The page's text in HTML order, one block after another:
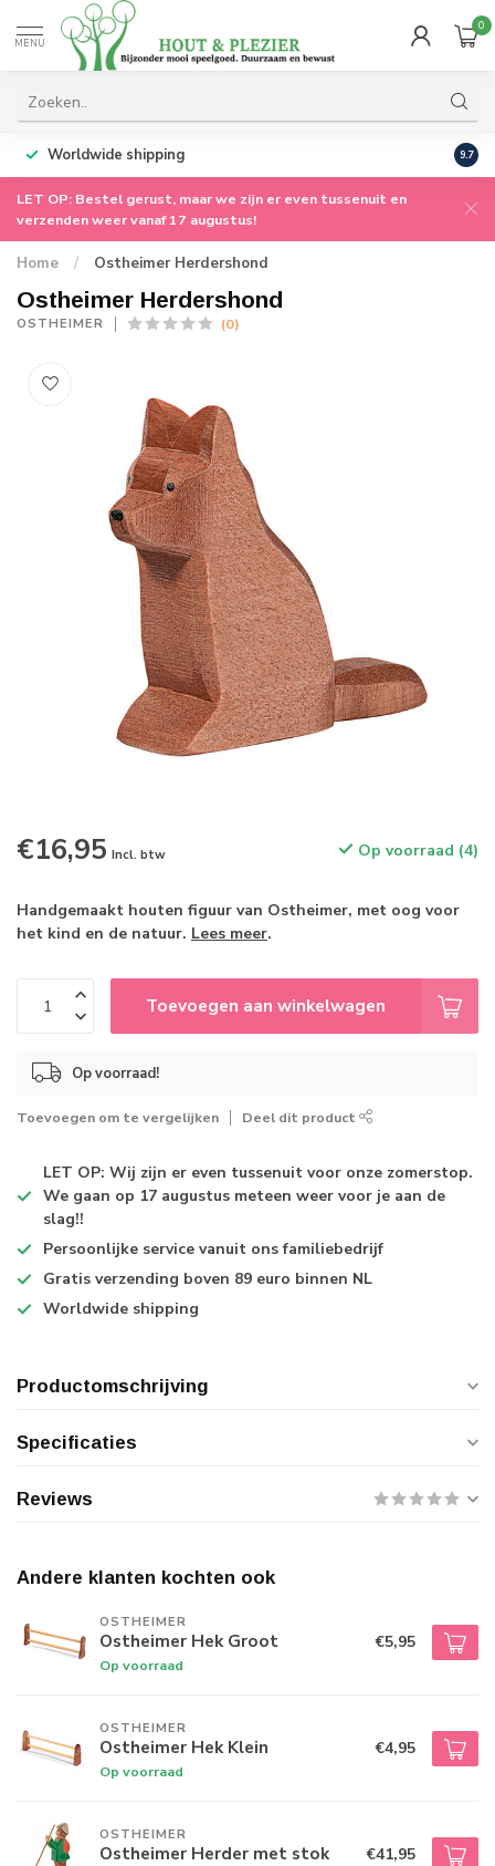
MENU
0
Worldwide shipping 9.7
LET OP: Bestel gerust, maar we zijn er even tussenuit en
verzenden weer vanaf 17 augustus!
Home / Ostheimer Herdershond
Ostheimer Herdershond
OSTHEIMER (0)
€16,95 Incl. btw Op voorraad (4)
Handgemaakt houten figuur van Ostheimer, met oog voor
het kind en de natuur. Lees meer.
Toevoegen aan winkelwagen
Op voorraad!
Toevoegen om te vergelijken Deel dit product
LET OP: Wij zijn er even tussenuit voor onze zomerstop.
We gaan op 17 augustus meteen weer voor je aan de
slag!!
Persoonlijke service vanuit ons familiebedrijf
Gratis verzending boven 89 euro binnen NL
Worldwide shipping
Productomschrijving
Specificaties
Reviews
Andere klanten kochten ook
OSTHEIMER
Ostheimer Hek Groot
Op voorraad
€5,95
OSTHEIMER
Ostheimer Hek Klein
Op voorraad
€4,95
OSTHEIMER
Ostheimer Herder met stok €41,95